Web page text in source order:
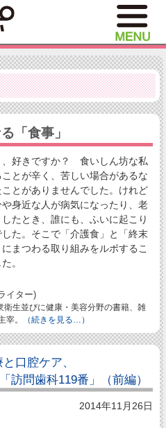
「食事」
、好きですか？ 食いしん坊な私
とが辛く、苦しい場合があるな
ことがありませんでした。けれど
身近な人が病気になったり、老
たとき、誰にも、ふいに起こり
た。そこで「介護食」と「終末
まつわる取り組みをルポするこ
。
イター)
生並びに健康・美容分野の書籍、雑
宰。
（続きを見る…）
口腔ケア、
訪問歯科119番」（前編）
2014年11月26日